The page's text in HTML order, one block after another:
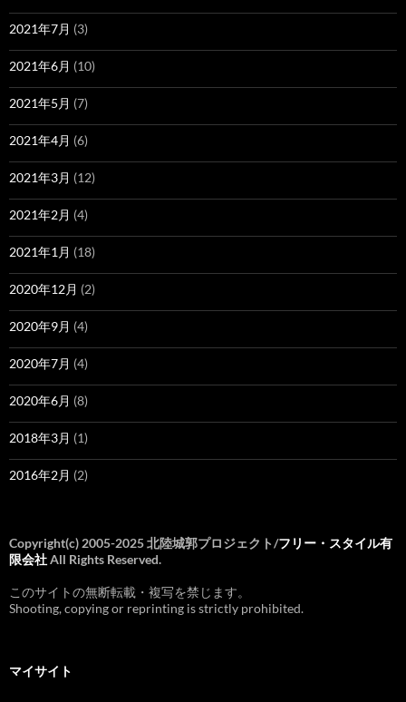
2021年7月 (3)
2021年6月 (10)
2021年5月 (7)
2021年4月 (6)
2021年3月 (12)
2021年2月 (4)
2021年1月 (18)
2020年12月 (2)
2020年9月 (4)
2020年7月 (4)
2020年6月 (8)
2018年3月 (1)
2016年2月 (2)
Copyright(c) 2005-2025 北陸城郭プロジェクト/フリー・スタイル有
限会社All Rights Reserved.
このサイトの無断転載・複写を禁じます。
Shooting, copying or reprinting is strictly prohibited.
マイサイト